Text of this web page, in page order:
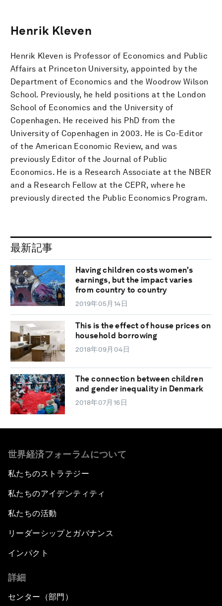
Henrik Kleven
Henrik Kleven is Professor of Economics and Public
Affairs at Princeton University, appointed by the
Department of Economics and the Woodrow Wilson
School. Previously, he held positions at the London
School of Economics and the University of
Copenhagen. He received his PhD from the
University of Copenhagen in 2003. He is Co-Editor
of the American Economic Review, and was
previously Editor of the Journal of Public
Economics. He is a Research Associate at the NBER
and a Research Fellow at the CEPR, where he
previously directed the Public Economics Program.
最新記事
Having children costs women's
earnings, but the impact varies
from country to country
2019年05月14日
This is the effect of house prices on
household borrowing
2018年09月04日
The connection between children
and gender inequality in Denmark
2018年07月16日
世界経済フォーラムについて
私たちのストラテジー
私たちのアイデンティティ
私たちの活動
リーダーシップとガバナンス
インパクト
詳細
センター（部門）